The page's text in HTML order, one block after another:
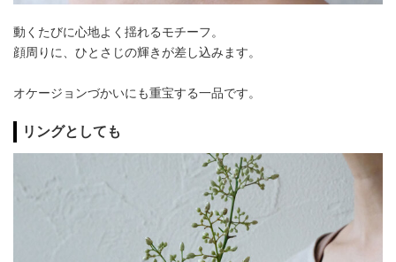
動くたびに心地よく揺れるモチーフ。
顔周りに、ひとさじの輝きが差し込みます。
オケージョンづかいにも重宝する一品です。
リングとしても